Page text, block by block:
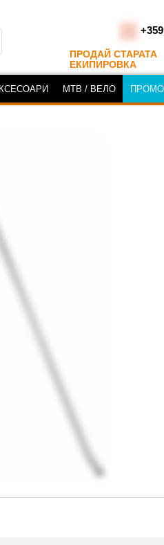
ПРОДАЙ СТАРАТА
ЕКИПИРОВКА
MTB / ВЕЛО